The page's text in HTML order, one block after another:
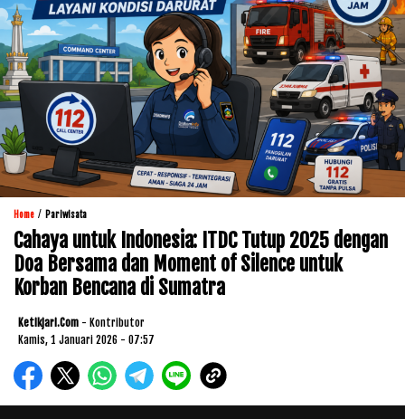
Home / Pariwisata
Cahaya untuk Indonesia: ITDC Tutup 2025 dengan
Doa Bersama dan Moment of Silence untuk
Korban Bencana di Sumatra
Ketikjari.com - Kontributor
Kamis, 1 Januari 2026 - 07:57